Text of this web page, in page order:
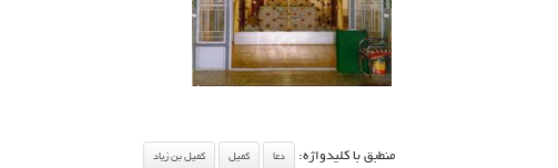
منطبق با کلیدواژه: دعا کمیل کمیل بن زیاد